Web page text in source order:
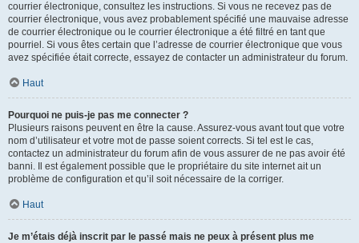
courrier électronique, consultez les instructions. Si vous ne recevez pas de
courrier électronique, vous avez probablement spécifié une mauvaise adresse
de courrier électronique ou le courrier électronique a été filtré en tant que
pourriel. Si vous êtes certain que l’adresse de courrier électronique que vous
avez spécifiée était correcte, essayez de contacter un administrateur du forum.
Haut
Pourquoi ne puis-je pas me connecter ?
Plusieurs raisons peuvent en être la cause. Assurez-vous avant tout que votre
nom d’utilisateur et votre mot de passe soient corrects. Si tel est le cas,
contactez un administrateur du forum afin de vous assurer de ne pas avoir été
banni. Il est également possible que le propriétaire du site internet ait un
problème de configuration et qu’il soit nécessaire de la corriger.
Haut
Je m’étais déjà inscrit par le passé mais ne peux à présent plus me